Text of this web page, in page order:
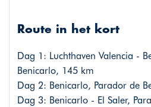
Route in het kort
Dag 1: Luchthaven Valencia -
Benicarlo, 145 km
Dag 2: Benicarlo, Parador de
Dag 3: Benicarlo - El Saler,